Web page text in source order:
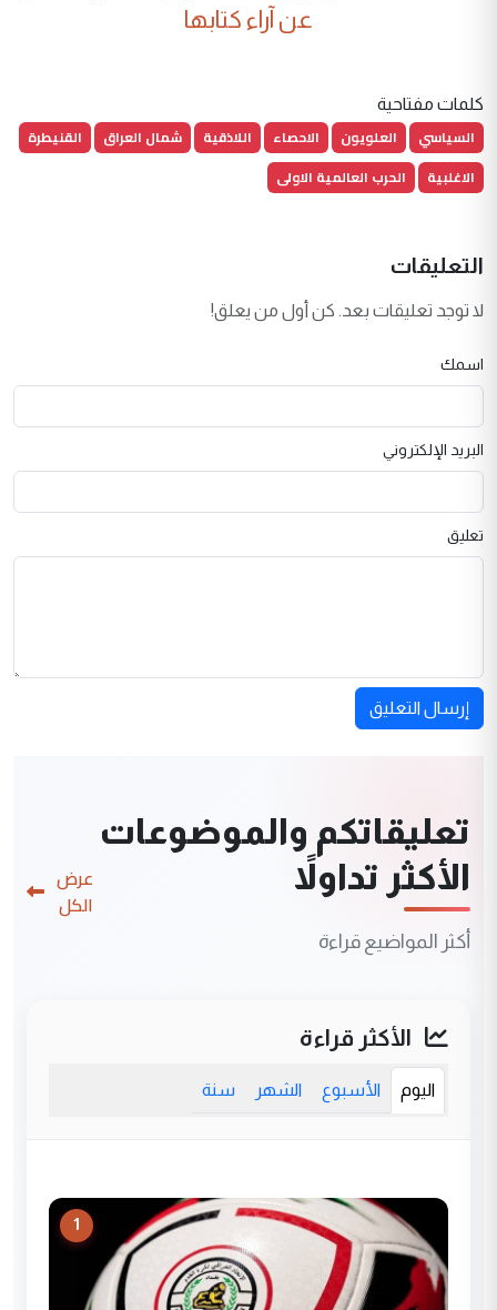
عن آراء كتابها
كلمات مفتاحية
السياسي العلويون الاحصاء اللاذقية شمال العراق
القنيطرة
الاغلبية
الحرب العالمية الاولى
التعليقات
لا توجد تعليقات بعد. كن أول من يعلق!
اسمك
البريد الإلكتروني
تعليق
إرسال التعليق
تعليقاتكم والموضوعات
الأكثر تداولاً
أكثر المواضيع قراءة
عرض
الكل
الأكثر قراءة
اليوم الأسبوع الشهر سنة
1